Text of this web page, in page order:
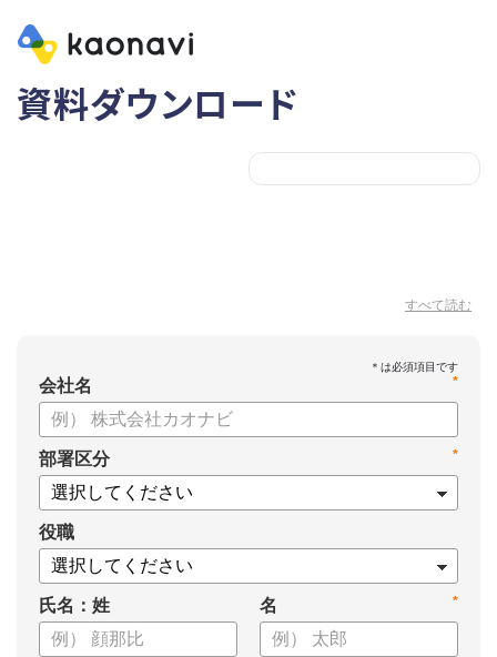
資料ダウンロード
すべて読む
*
会社名
*
部署区分
役職
氏名：姓 *
名